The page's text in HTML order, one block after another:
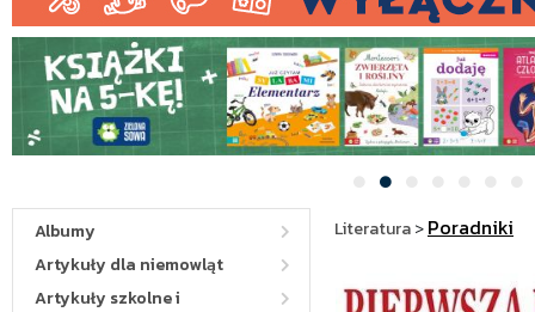
Albumy
Artykuły dla niemowląt
Artykuły szkolne i
Literatura>Poradniki